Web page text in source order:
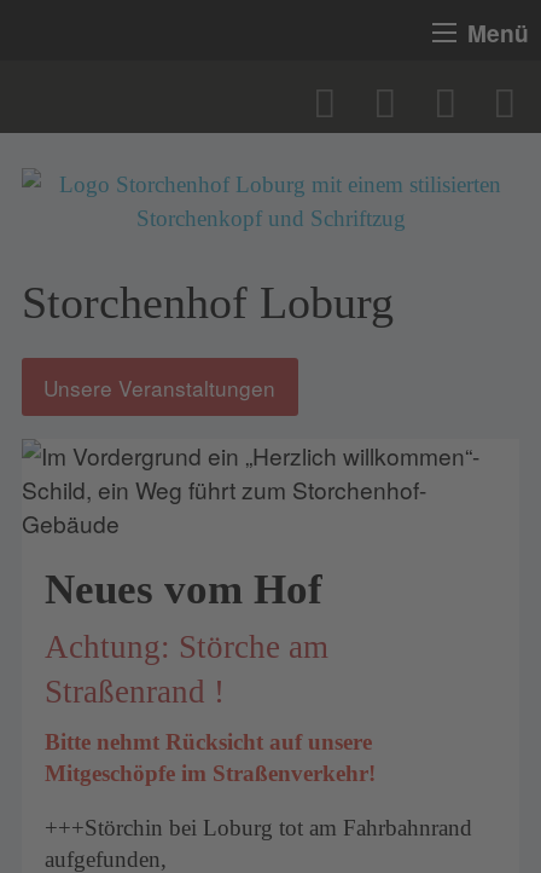
Menü
Storchenhof Loburg
Unsere Veranstaltungen
Neues vom Hof
Achtung: Störche am
Straßenrand !
Bitte nehmt Rücksicht auf unsere
Mitgeschöpfe im Straßenverkehr!
+++Störchin bei Loburg tot am Fahrbahnrand
aufgefunden,